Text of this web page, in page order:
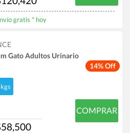
gratis * hoy
14% Off
Gato Adultos Urinario
COMPRAR